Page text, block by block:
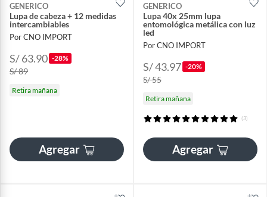
GENERICO
Lupa de cabeza + 12 medidas
intercambiables
Por CNO IMPORT
S/ 63.90 -28%
S/ 89
Retira mañana
Agregar
GENERICO
Lupa 40x 25mm lupa
entomológica metálica con luz
led
Por CNO IMPORT
S/ 43.97 -20%
S/ 55
Retira mañana
(3)
Agregar